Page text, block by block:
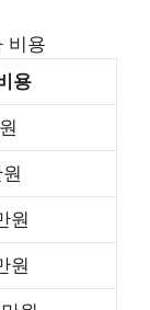
비용
용
원
원